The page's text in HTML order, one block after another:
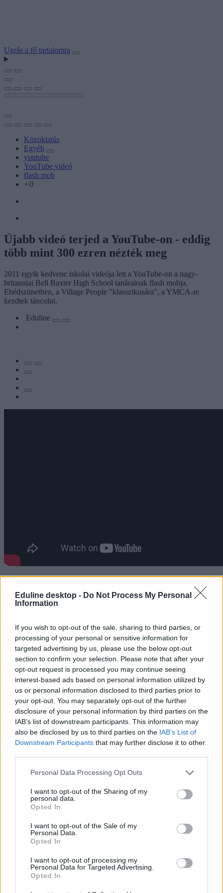
Eduline desktop - Do Not Process My Personal
Information
If you wish to opt-out of the sale, sharing to third parties, or
processing of your personal or sensitive information for
targeted advertising by us, please use the below opt-out
section to confirm your selection. Please note that after your
opt-out request is processed you may continue seeing
interest-based ads based on personal information utilized by
us or personal information disclosed to third parties prior to
your opt-out. You may separately opt-out of the further
disclosure of your personal information by third parties on the
IAB’s list of downstream participants. This information may
also be disclosed by us to third parties on the IAB’s List of
Downstream Participants that may further disclose it to other
Personal Data Processing Opt Outs
I want to opt-out of the Sharing of my
personal data.
Opted In
I want to opt-out of the Sale of my
Personal Data.
Opted In
I want to opt-out of processing my
Personal Data for Targeted Advertising.
Opted In
Ugrás a fő tartalomra
Közoktatás
Egyéb
youtube
YouTube videó
flash mob
+0
Újabb videó terjed a YouTube-on - eddig
több mint 300 ezren nézték meg
2011 egyik kedvenc iskolai videója lett a YouTube-on a nagy-
britanniai Bell Baxter High School tanárainak flash mobja.
Ebédszünetben, a Village People "klasszikusára", a YMCA-re
kezdtek táncolni.
Eduline
flash mob
Mikor pihenhettek még 2026-ban? Itt van az összes
hosszú hétvége és tanítási szünet
Még három hosszabb pihenő vár rátok idén: mutatjuk a dátumokat.
Kovács Dóri
Lannert Judit: Rugalmasabb napkezdés, hosszabb
szünetek és több mozgás jöhet az alsó tagozatokban
szeptembertől
iskolák, amelynek célja, hogy csökkenjen az alsó tagozatos diákok
terhelése, és több idő jusson mozgásra, kreatív tevékenységekre,
valamint tapasztalati tanulásra. Az intézmények már a 2026/2027-es
tanévtől alkalmazhatják az ajánlásokat – írta Facebook-oldalán
Lannert Judit oktatási miniszter.
Közoktatás